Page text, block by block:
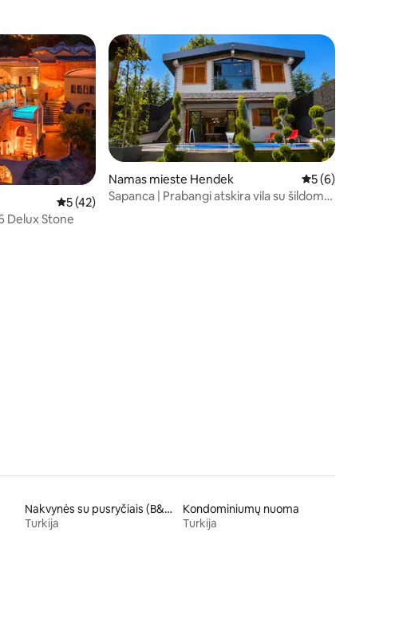
4 Vidutinis įvertinimas: 5 iš 5, atsiliepimų: 42
5 (42)
Delux Stone
Namas mieste Hendek Vidutinis
5 (6)
Sapanca | Prabangi atskira vila su šildomu
Nakvynės su pusryčiais (B&B)
Turkija
Kondominiumų nuoma
Turkija